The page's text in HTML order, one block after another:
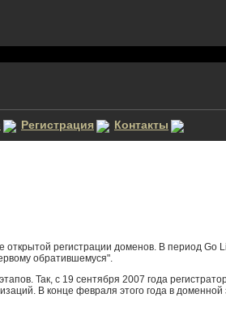
Регистрация Контакты
регистрации доменов. В период
обратившемуся".
Так, с 19 сентября 2007 года
В конце февраля этого года в